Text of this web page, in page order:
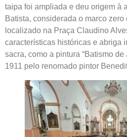
taipa foi ampliada e deu origem à
Batista, considerada o marco zero
localizado na Praça Claudino
características históricas e abriga
sacra, como a pintura “Batismo de
1911 pelo renomado pintor